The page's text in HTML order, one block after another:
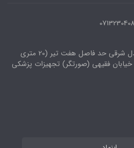
شیراز خیابان معدل شرقی حد فاصل هفت تیر (20 متری
فقیهی (صورتگر) تجهیزات پزشکی